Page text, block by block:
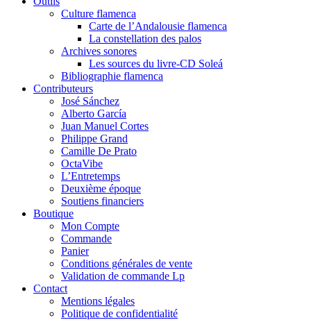
Culture flamenca
Carte de l’Andalousie flamenca
La constellation des palos
Archives sonores
Les sources du livre-CD Soleá
Bibliographie flamenca
Contributeurs
José Sánchez
Alberto García
Juan Manuel Cortes
Philippe Grand
Camille De Prato
OctaVibe
L’Entretemps
Deuxième époque
Soutiens financiers
Boutique
Mon Compte
Commande
Panier
Conditions générales de vente
Validation de commande Lp
Contact
Mentions légales
Politique de confidentialité